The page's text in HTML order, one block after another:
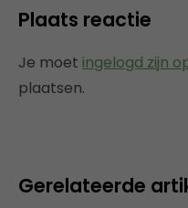
Plaats reactie
Je moet ingelogd zijn
plaatsen.
Gerelateerde